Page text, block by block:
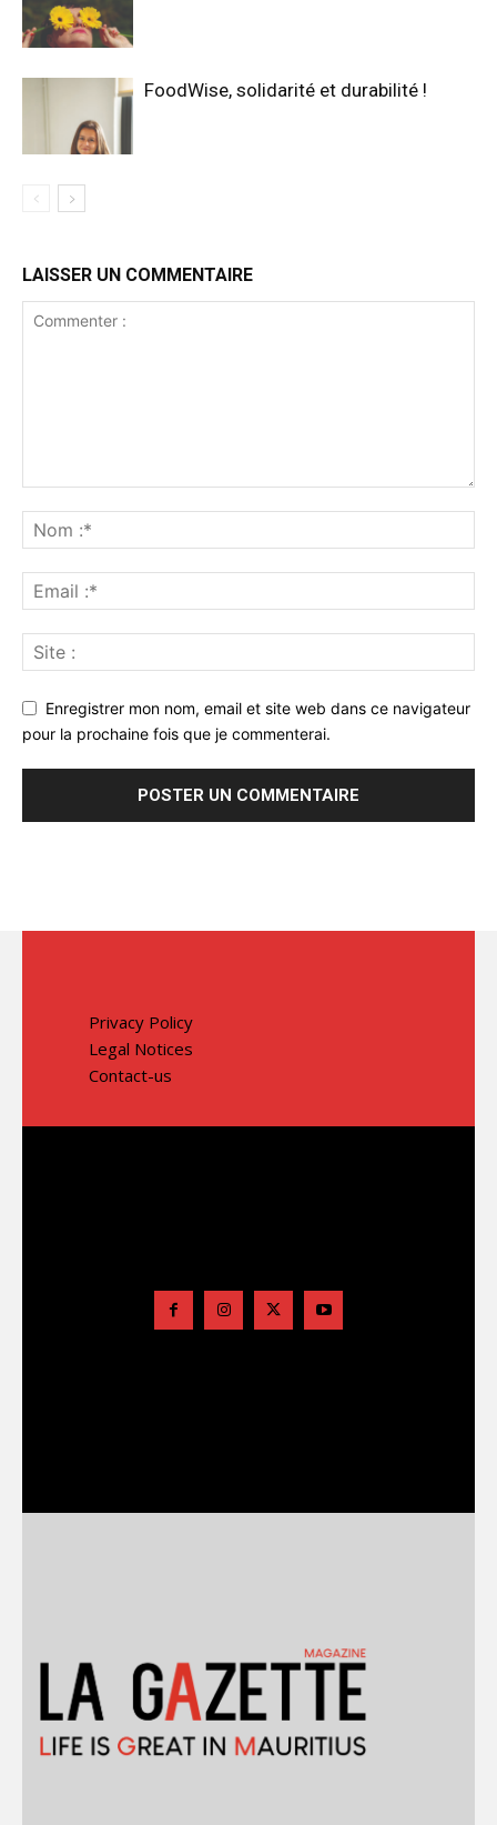
FoodWise, solidarité et durabilité !
LAISSER UN COMMENTAIRE
Enregistrer mon nom, email et site web dans ce navigateur
pour la prochaine fois que je commenterai.
Privacy Policy
Legal Notices
Contact-us